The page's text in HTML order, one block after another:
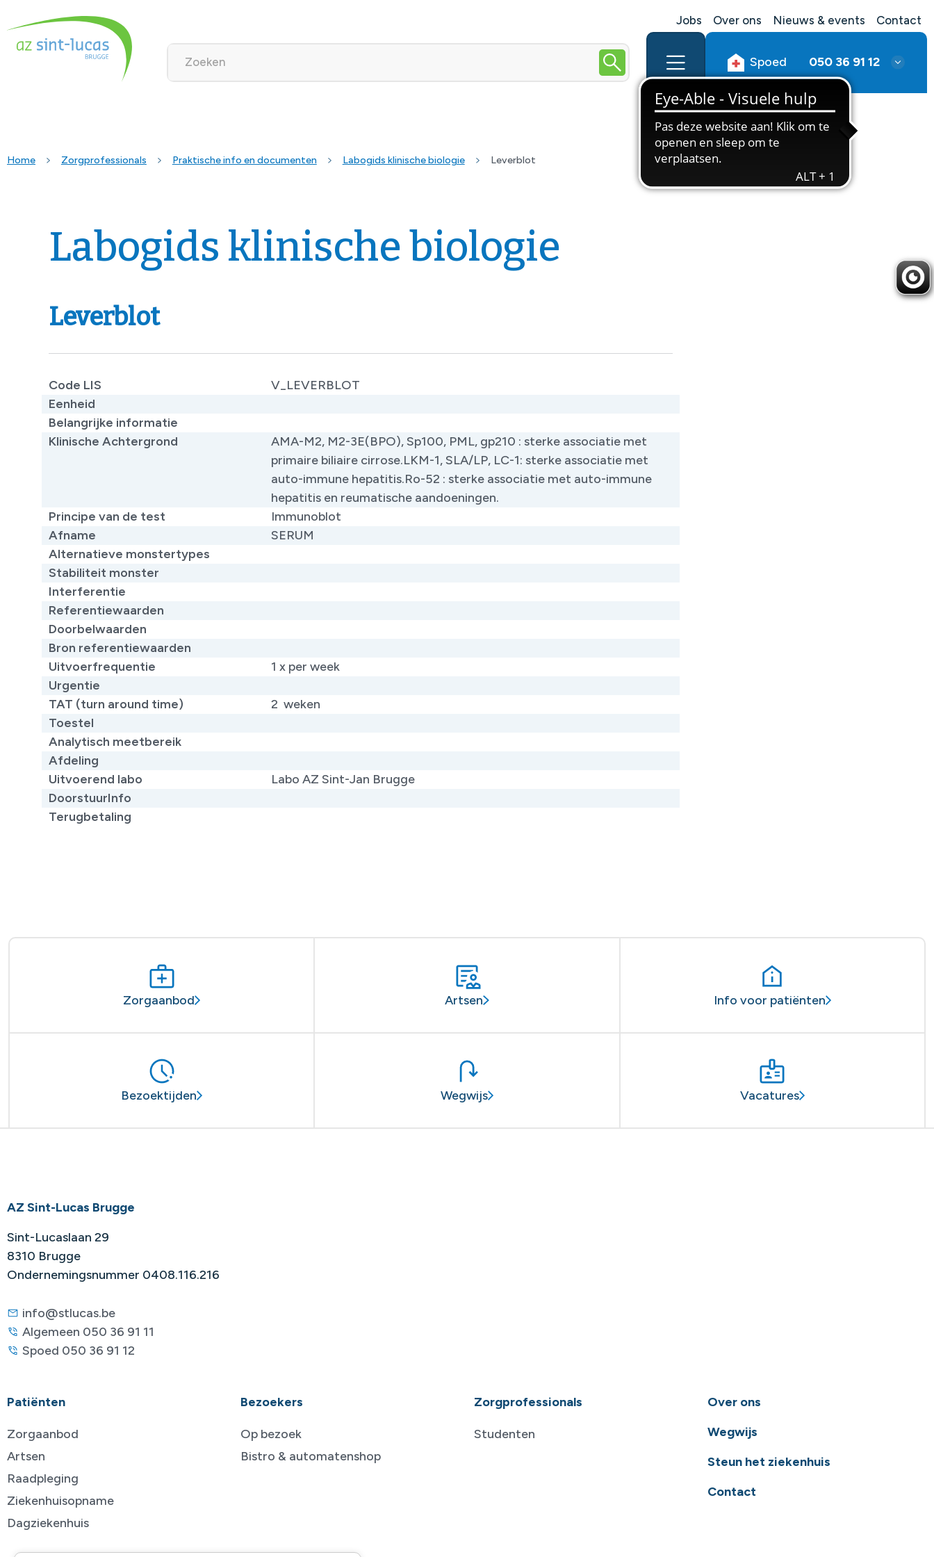
Jobs Over ons Nieuws & events Contact
Spoed 050 36 91 12
Home Zorgprofessionals Praktische info en documenten Labogids klinische biologie Leverblot
Labogids klinische biologie
Leverblot
Code LIS
V_LEVERBLOT
Eenheid
Belangrijke informatie
Klinische Achtergrond
​AMA-M2, M2-3E(BPO), Sp100, PML, gp210 : sterke associatie met
primaire biliaire cirrose.LKM-1, SLA/LP, LC-1: sterke associatie met
auto-immune hepatitis.Ro-52 : sterke associatie met auto-immune
hepatitis en reumatische aandoeningen.
Principe van de test
​Immunoblot
Afname
SERUM
Alternatieve monstertypes
Stabiliteit monster
Interferentie
Referentiewaarden
Doorbelwaarden
Bron referentiewaarden
Uitvoerfrequentie
1 x per week
Urgentie
TAT (turn around time)
2 weken
Toestel
Analytisch meetbereik
Afdeling
Uitvoerend labo
Labo AZ Sint-Jan Brugge
DoorstuurInfo
Terugbetaling
Zorgaanbod Artsen Info voor patiënten
Bezoektijden Wegwijs Vacatures
AZ Sint-Lucas Brugge
Sint-Lucaslaan 29
8310 Brugge
Ondernemingsnummer 0408.116.216
info@stlucas.be
Algemeen 050 36 91 11
Spoed 050 36 91 12
Patiënten
Zorgaanbod
Artsen
Raadpleging
Ziekenhuisopname
Dagziekenhuis
Bezoekers
Op bezoek
Bistro & automatenshop
Zorgprofessionals
Studenten
Over ons
Wegwijs
Steun het ziekenhuis
Contact